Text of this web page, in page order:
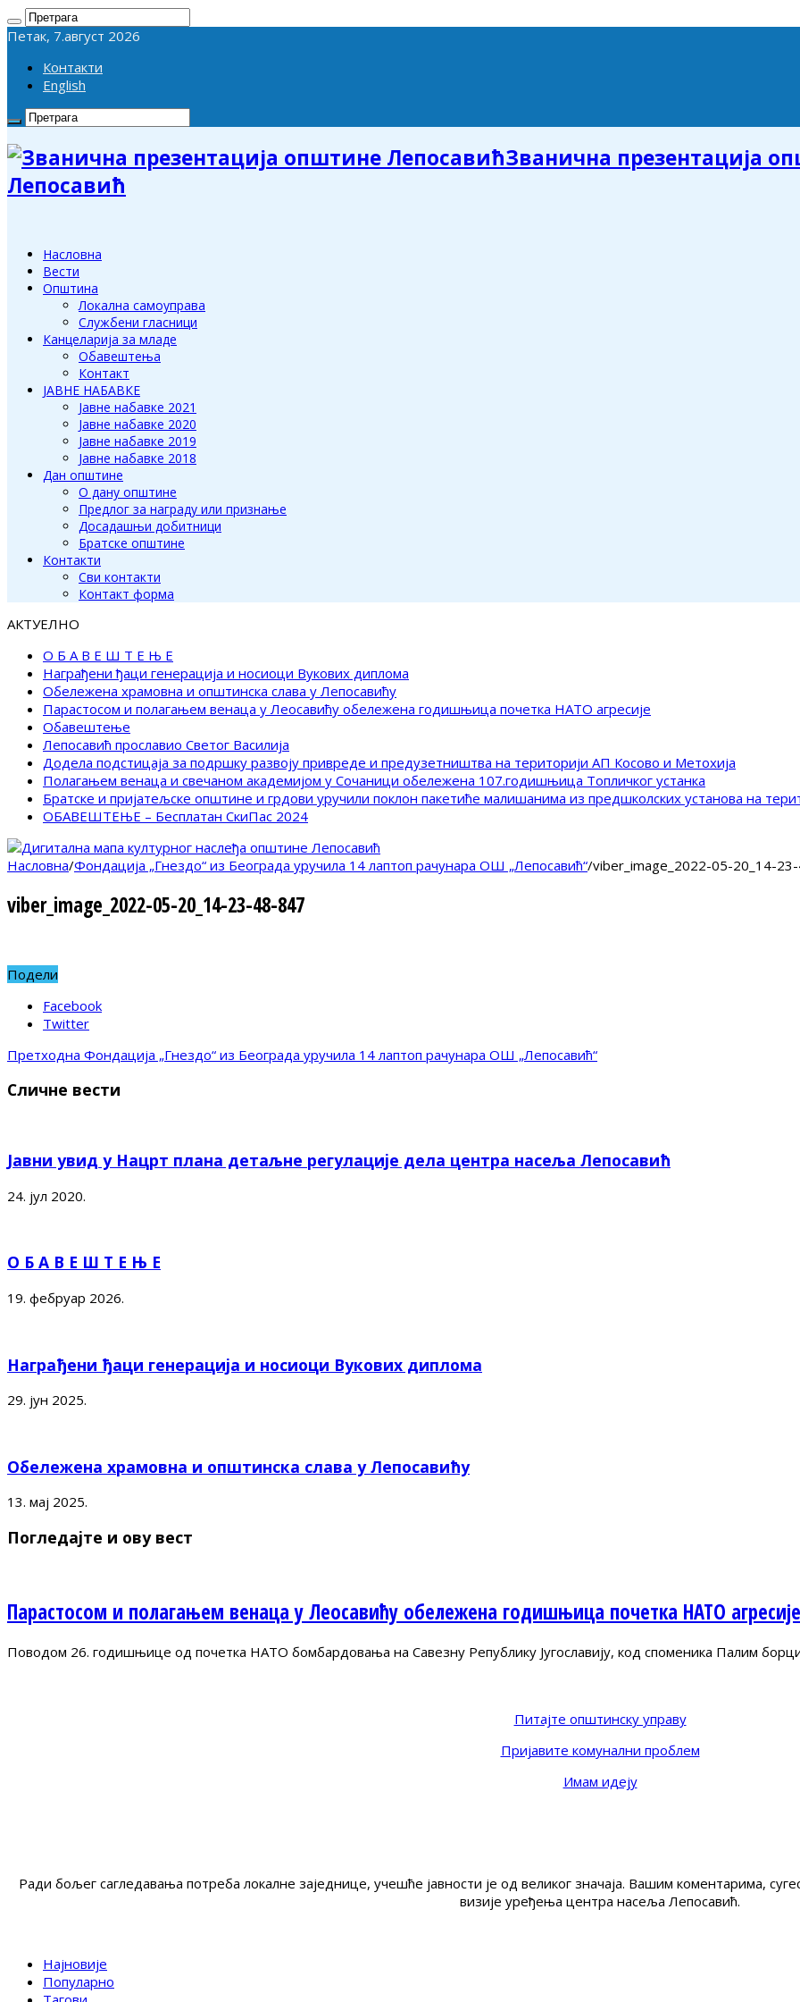
Петак, 7.август 2026
Контакти
English
Званична презентација
Лепосавић
Насловна
Вести
Општина
Локална самоуправа
Службени гласници
Канцеларија за младе
Обавештења
Контакт
ЈАВНЕ НАБАВКЕ
Јавне набавке 2021
Јавне набавке 2020
Јавне набавке 2019
Јавне набавке 2018
Дан општине
О дану општине
Предлог за награду или признање
Досадашњи добитници
Братске општине
Контакти
Сви контакти
Контакт форма
АКТУЕЛНО
О Б А В Е Ш Т Е Њ Е
Награђени ђаци генерација и носиоци Вукових диплома
Обележена храмовна и општинска слава у Лепосавићу
Парастосом и полагањем венаца у Леосавићу обележена годишњица почетка НАТО агресије
Обавештење
Лепосавић прославио Светог Василија
Додела подстицаја за подршку развоју привреде и предузетништва на територији АП Косово и Метохија
Полагањем венаца и свечаном академијом у Сочаници обележена 107.годишњица Топличког устанка
Братске и пријатељске општине и грдови уручили поклон пакетиће малишанима из предшколских установа на
ОБАВЕШТЕЊЕ – Бесплатан СкиПас 2024
Насловна/Фондација „Гнездо“ из Београда уручила 14 лаптоп рачунара ОШ „Лепосавић“/viber_image_2022-05-20_14-
viber_image_2022-05-20_14-23-48-847
Подели
Facebook
Twitter
Претходна Фондација „Гнездо“ из Београда уручила 14 лаптоп рачунара ОШ „Лепосавић“
Сличне вести
Јавни увид у Нацрт плана детаљне регулације дела центра насеља Лепосавић
24. јул 2020.
О Б А В Е Ш Т Е Њ Е
19. фебруар 2026.
Награђени ђаци генерација и носиоци Вукових диплома
29. јун 2025.
Обележена храмовна и општинска слава у Лепосавићу
13. мај 2025.
Погледајте и ову вест
Парастосом и полагањем венаца у Леосавићу обележена годишњица почетка НАТО агресије
Поводом 26. годишњице од почетка НАТО бомбардовања на Савезну Републику Југославију, код споменика Палим
Питајте општинску управу
Пријавите комунални проблем
Имам идеју
Ради бољег сагледавања потреба локалне заједнице, учешће јавности је од великог значаја. Вашим коментарима,
визије уређења центра насеља Лепосавић.
Најновије
Популарно